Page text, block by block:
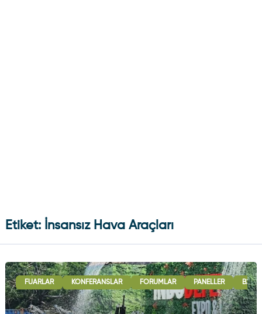
Etiket: İnsansız Hava Araçları
FUARLAR KONFERANSLAR FORUMLAR PANELLER B2B